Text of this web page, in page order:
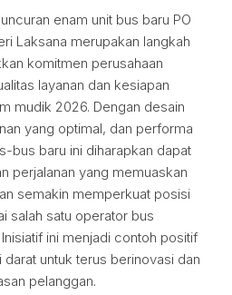
enam unit bus baru PO
Laksana merupakan langkah
komitmen perusahaan
layanan dan kesiapan
mudik 2026. Dengan desain
yang optimal, dan performa
bus baru ini diharapkan dapat
perjalanan yang memuaskan
semakin memperkuat posisi
salah satu operator bus
ini menjadi contoh positif
untuk terus berinovasi dan
pelanggan.